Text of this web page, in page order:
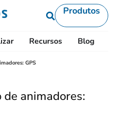
Produtos
Recursos Blog
GPS
de animadores: